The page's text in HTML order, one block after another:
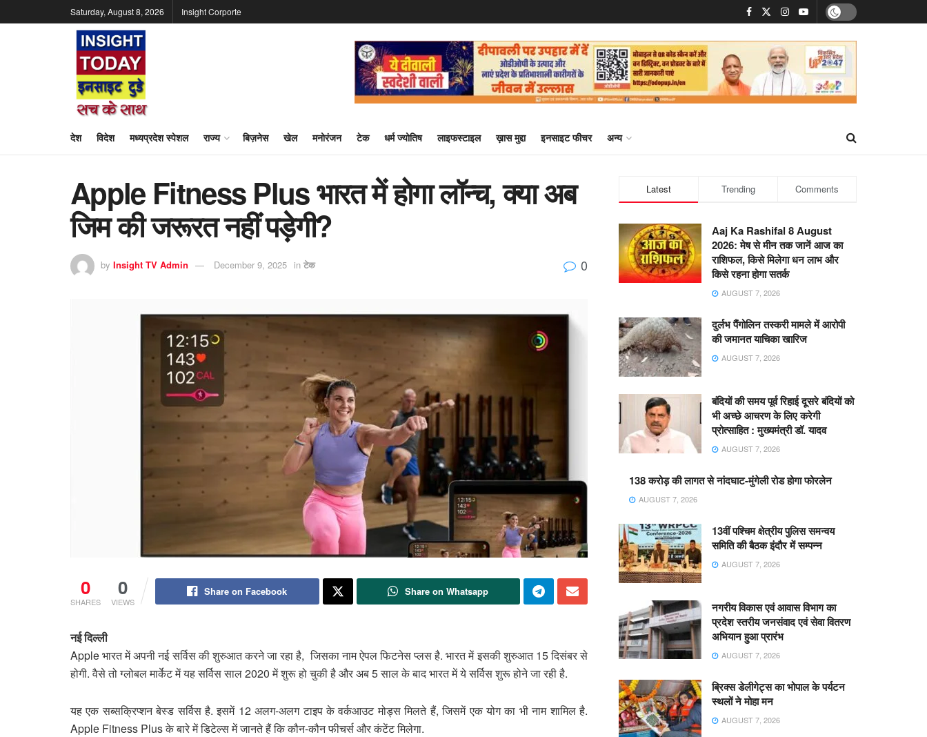
Saturday, August 8, 2026 Insight Corporte
देश विदेश मध्यप्रदेश स्पेशल राज्य बिज़नेस खेल मनोरंजन टेक धर्म ज्योतिष लाइफस्टाइल ख़ास मुद्दा इनसाइट फीचर अन्य
Apple Fitness Plus भारत में होगा लॉन्च, क्या अब
जिम की जरूरत नहीं पड़ेगी?
by Insight TV Admin December 9, 2025 in टेक 0
0
SHARES
0
VIEWS
Share on Facebook Share on Whatsapp
नई दिल्ली
Apple भारत में अपनी नई सर्विस की शुरुआत करने जा रहा है, जिसका नाम ऐपल फिटनेस प्लस है. भारत में इसकी शुरुआत 15 दिसंबर से
होगी. वैसे तो ग्लोबल मार्केट में यह सर्विस साल 2020 में शुरू हो चुकी है और अब 5 साल के बाद भारत में ये सर्विस शुरू होने जा रही है.
यह एक सब्सक्रिप्शन बेस्ड सर्विस है. इसमें 12 अलग-अलग टाइप के वर्कआउट मोड्स मिलते हैं, जिसमें एक योग का भी नाम शामिल है.
Apple Fitness Plus के बारे में डिटेल्स में जानते हैं कि कौन-कौन फीचर्स और कंटेंट मिलेगा.
Latest Trending Comments
Aaj Ka Rashifal 8 August
2026: मेष से मीन तक जानें आज का
राशिफल, किसे मिलेगा धन लाभ और
किसे रहना होगा सतर्क
AUGUST 7, 2026
दुर्लभ पैंगोलिन तस्करी मामले में आरोपी
की जमानत याचिका खारिज
AUGUST 7, 2026
बंदियों की समय पूर्व रिहाई दूसरे बंदियों को
भी अच्छे आचरण के लिए करेगी
प्रोत्साहित : मुख्यमंत्री डॉ. यादव
AUGUST 7, 2026
138 करोड़ की लागत से नांदघाट-मुंगेली रोड होगा फोरलेन
AUGUST 7, 2026
13वीं पश्चिम क्षेत्रीय पुलिस समन्वय
समिति की बैठक इंदौर में सम्पन्न
AUGUST 7, 2026
नगरीय विकास एवं आवास विभाग का
प्रदेश स्तरीय जनसंवाद एवं सेवा वितरण
अभियान हुआ प्रारंभ
AUGUST 7, 2026
ब्रिक्स डेलीगेट्स का भोपाल के पर्यटन
स्थलों ने मोहा मन
AUGUST 7, 2026